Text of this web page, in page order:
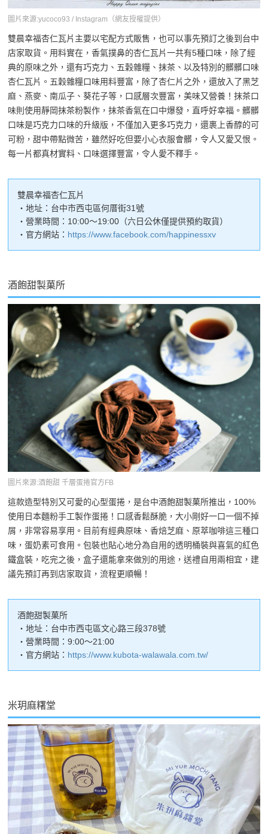
圖片來源:yucoco93 / Instagram（網友授權提供）
雙晨幸福杏仁瓦片主要以宅配方式販售，也可以事先預訂之後到台中
店家取貨。用料實在，香氣撲鼻的杏仁瓦片一共有5種口味，除了經
典的原味之外，還有巧克力、五穀雜糧、抹茶、以及特別的髒髒口味
杏仁瓦片。五穀雜糧口味用料豐富，除了杏仁片之外，還放入了黑芝
麻、燕麥、南瓜子、葵花子等，口感層次豐富，美味又營養！抹茶口
味則使用靜岡抹茶粉製作，抹茶香氣在口中爆發，直呼好幸福。髒髒
口味是巧克力口味的升級版，不僅加入更多巧克力，還裹上香醇的可
可粉，甜中帶點微苦，雖然好吃但要小心衣服會髒，令人又愛又恨。
每一片都真材實料、口味選擇豐富，令人愛不釋手。
雙晨幸福杏仁瓦片
・地址：台中市西屯區何厝街31號
・營業時間：10:00～19:00（六日公休僅提供預約取貨）
・官方網站： https://www.facebook.com/happinessxv
酒飽甜製菓所
圖片來源:酒飽甜 千層蛋捲官方FB
這款造型特別又可愛的心型蛋捲，是台中酒飽甜製菓所推出，100%
使用日本麵粉手工製作蛋捲！口感香鬆酥脆，大小剛好一口一個不掉
屑，非常容易享用。目前有經典原味、香焙芝麻、原萃咖啡這三種口
味，蛋奶素可食用。包裝也貼心地分為自用的透明桶裝與喜氣的紅色
鐵盒裝，吃完之後，盒子還能拿來做別的用途，送禮自用兩相宜，建
議先預訂再到店家取貨，流程更順暢！
酒飽甜製菓所
・地址：台中市西屯區文心路三段378號
・營業時間：9:00～21:00
・官方網站： https://www.kubota-walawala.com.tw/
米玥麻糬堂